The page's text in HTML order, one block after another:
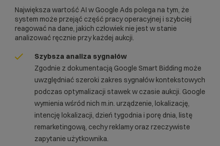
Największa wartość AI w Google Ads polega na tym, że
system może przejąć część pracy operacyjnej i szybciej
reagować na dane, jakich człowiek nie jest w stanie
analizować ręcznie przy każdej aukcji.
Szybsza analiza sygnałów
Zgodnie z dokumentacją Google Smart Bidding może
uwzględniać szeroki zakres sygnałów kontekstowych
podczas optymalizacji stawek w czasie aukcji. Google
wymienia wśród nich m.in. urządzenie, lokalizację,
intencję lokalizacji, dzień tygodnia i porę dnia, listę
remarketingową, cechy reklamy oraz rzeczywiste
zapytanie użytkownika.